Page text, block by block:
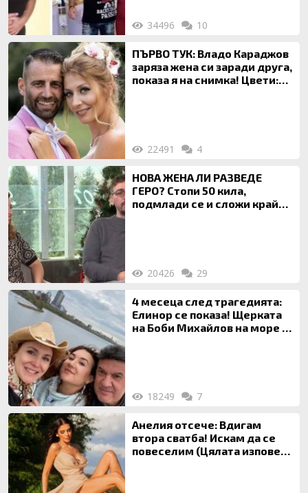
34496 10
ПЪРВО ТУК: Владо Караджов
заряза жена си заради друга,
показа я на снимка! Цвети:
22491 4
НОВА ЖЕНА ЛИ РАЗВЕДЕ
ГЕРО? Стопи 50 кила,
подмлади се и сложи край
20426 29
4 месеца след трагедията:
Елинор се показа! Щерката
на Боби Михайлов на море с
18249 7
Анелия отсече: Вдигам
втора сватба! Искам да се
повеселим (Цялата изповед